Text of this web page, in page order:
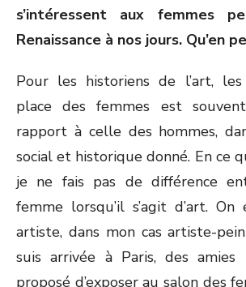
s’intéressent aux femmes
Renaissance à nos jours. Qu’en
Pour les historiens de l’art, les
place des femmes est
rapport à celle des hommes,
social et historique donné. En ce
je ne fais pas de différence
femme lorsqu’il s’agit d’art.
artiste, dans mon cas artiste-
suis arrivée à Paris, des amies
proposé d’exposer au salon des